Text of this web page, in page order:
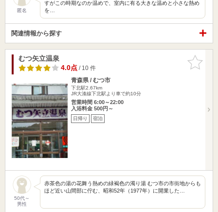
匿名
すがこの時期なのか温めで、室内に有る大きな温めと小さな熱め
を…
関連情報から探す
お気に入
りに追加
むつ矢立温泉
4.0点/ 10 件
青森県 / むつ市
下北駅2.67km
JR大湊線下北駅より車で約10分
営業時間 6:00～22:00
入浴料金 500円～
日帰り 宿泊
50代～
男性
赤茶色の湯の花舞う熱めの緑褐色の濁り湯 むつ市の市街地からも
ほど近い山間部に佇む、昭和52年（1977年）に開業した…